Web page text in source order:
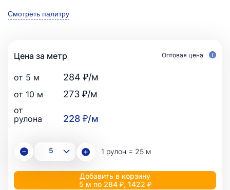
Смотреть палитру
Цена за метр Оптовая цена
от 5 м 284 ₽/м
от 10 м 273 ₽/м
от
рулона
228 ₽/м
1 рулон = 25 м
Добавить в корзину
5 м по 284 ₽, 1422 ₽